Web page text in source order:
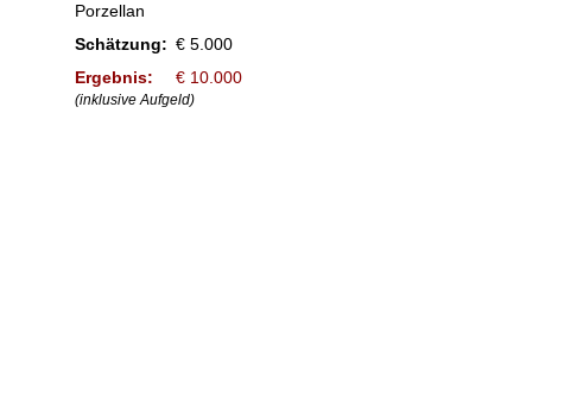
Porzellan
Schätzung: € 5.000
Ergebnis:
€ 10.000
(inklusive Aufgeld)